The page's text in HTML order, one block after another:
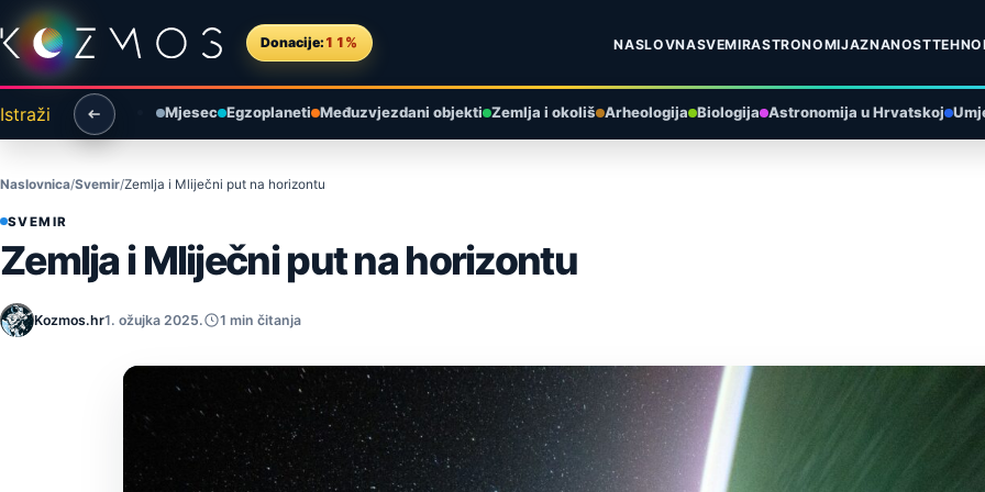
Preskoči na sadržaj
Donacije: 11% NASLOVNASVEMIRASTRONOMIJAZNANOST
Istraži Mjesec Egzoplaneti Međuzvjezdani objekti Zemlja i okoliš Arheologija Biologija Astronomija u Hrvatskoj
Naslovnica Svemir Zemlja i Mliječni put na horizontu
SVEMIR
Zemlja i Mliječni put na horizontu
Kozmos.hr1. ožujka 2025. 1 min čitanja